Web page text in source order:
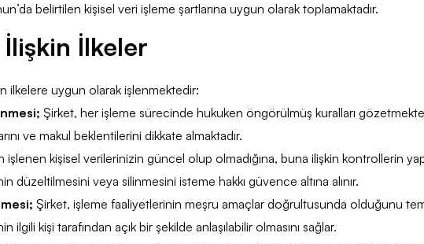
belirtilen kişisel veri işleme şartlarına uygun olarak toplamaktadır.
İlkeler
ilkelere uygun olarak işlenmektedir:
Şirket, her işleme sürecinde hukuken öngörülmüş kuralları
ve makul beklentilerini dikkate almaktadır.
işlenen kişisel verilerinizin güncel olup olmadığına, buna ilişkin kontrollerin
veya silinmesini isteme hakkı güvence altına alınır.
Şirket, işleme faaliyetlerinin meşru amaçlar doğrultusunda olduğunu
kişi tarafından açık bir şekilde anlaşılabilir olmasını sağlar.